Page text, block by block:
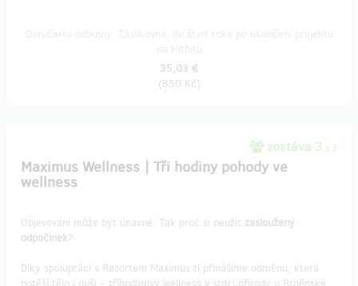
35,03 €
(850 Kč)
zostáva 3 z 3
Maximus Wellness | Tři hodiny pohody ve
wellness
Objevování může být únavné. Tak proč si neužít zasloužený
odpočinek?
Díky spolupráci s Resortem Maximus ti přinášíme odměnu, která
potěší tělo i duši – tříhodinový wellness v srdci přírody u Brněnské